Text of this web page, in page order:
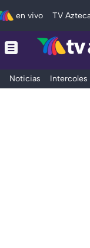
en vivo TV
Noticias Intercoles